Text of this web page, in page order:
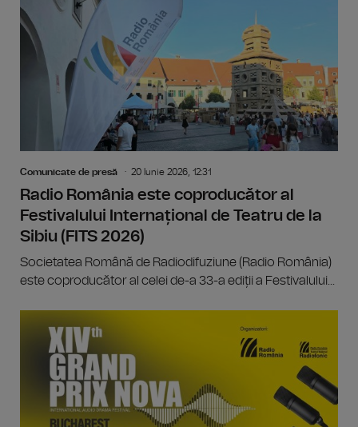
Comunicate de presă 20 Iunie 2026, 12:31
Radio România este coproducător al
Festivalului Internațional de Teatru de la
Sibiu (FITS 2026)
Societatea Română de Radiodifuziune (Radio România)
este coproducător al celei de-a 33-a ediții a Festivalului...